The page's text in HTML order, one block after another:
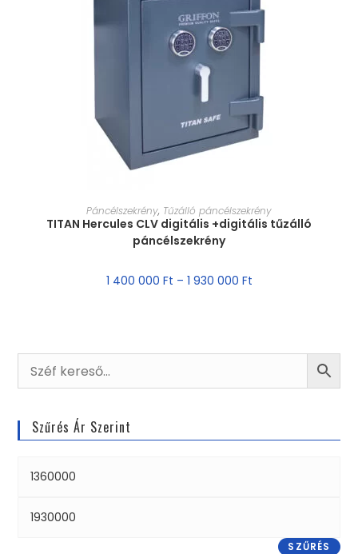
MÉRET VÁLASZTÁSA
Páncélszekrény, Tűzálló páncélszekrény
TITAN Hercules CLV digitális +digitális tűzálló
páncélszekrény
1 400 000 Ft – 1 930 000 Ft
Szűrés Ár Szerint
SZŰRÉS